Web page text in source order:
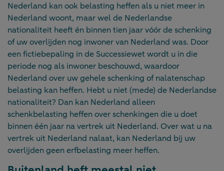
Nederland kan ook belasting heffen als u niet meer in
Nederland woont, maar wel de Nederlandse
nationaliteit heeft én binnen tien jaar vóór de schenking
of uw overlijden nog inwoner van Nederland was. Door
een fictiebepaling in de Successiewet wordt u in die
periode nog als inwoner beschouwd, waardoor
Nederland over uw gehele schenking of nalatenschap
belasting kan heffen. Hebt u niet (mede) de Nederlandse
nationaliteit? Dan kan Nederland alleen
schenkbelasting heffen over schenkingen die u doet
binnen één jaar na vertrek uit Nederland. Over wat u na
vertrek uit Nederland nalaat, kan Nederland bij uw
overlijden geen erfbelasting meer heffen.